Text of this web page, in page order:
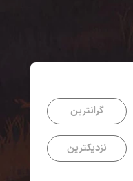
گرانترین
نزدیکترین